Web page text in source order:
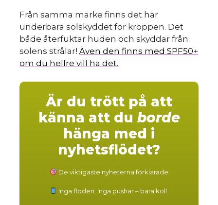
Från samma märke finns det här
underbara solskyddet för kroppen. Det
både återfuktar huden och skyddar från
solens strålar! Även den finns med SPF50+
om du hellre vill ha det.
Är du trött på att
känna att du borde
hänga med i
nyhetsflödet?
De viktigaste nyheterna förklarade
Inga flöden, inga pushar – bara koll.